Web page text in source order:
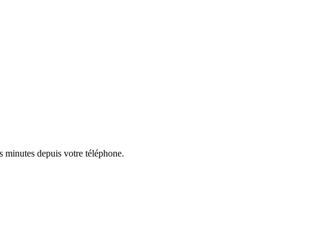
depuis votre téléphone.